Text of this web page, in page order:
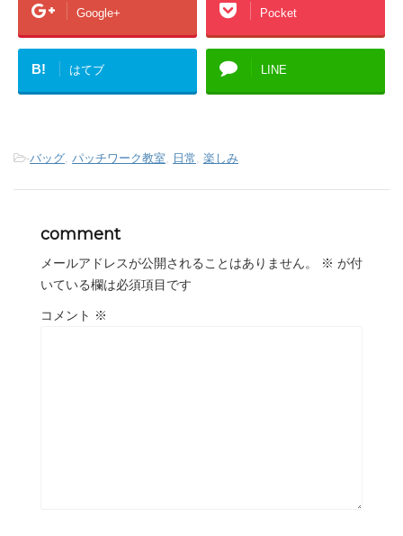
Google+ Pocket
B! はてブ LINE
-バッグ パッチワーク教室 日常 楽しみ
comment
メールアドレスが公開されることはありません。 ※ が付
いている欄は必須項目です
コメント ※